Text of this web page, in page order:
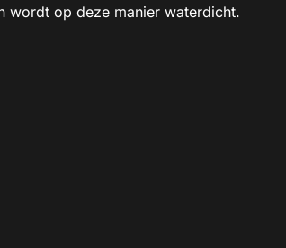
wordt op deze manier waterdicht.